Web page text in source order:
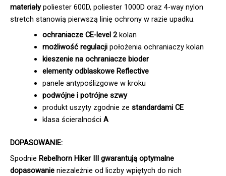
materiałypoliester 600D, poliester 1000D oraz 4-way nylon
stretch stanowią pierwszą linię ochrony w razie upadku.
ochraniacze CE-level 2kolan
możliwość regulacji położenia ochraniaczy kolan
kieszenie na ochraniacze bioder
elementy odblaskowe Reflective
panele antypoślizgowe w kroku
podwójne i potrójne szwy
produkt uszyty zgodnie ze standardami CE
klasa ścieralności A
DOPASOWANIE:
Spodnie Rebelhorn Hiker III gwarantują optymalne
dopasowanie niezależnie od liczby wpiętych do nich